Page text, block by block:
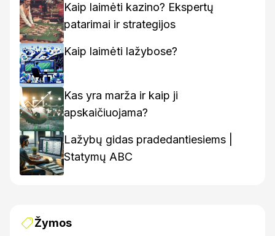
Kaip laimėti kazino? Ekspertų
patarimai ir strategijos
Kaip laimėti lažybose?
Kas yra marža ir kaip ji
apskaičiuojama?
Lažybų gidas pradedantiesiems |
Statymų ABC
Žymos